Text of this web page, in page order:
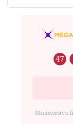
47
Ministerstvo